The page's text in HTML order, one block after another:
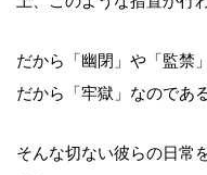
だから「幽閉」や「監禁
だから「牢獄」なのである
そんな切ない彼らの日常